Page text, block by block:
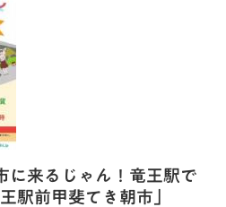
に来るじゃん！竜王駅で
駅前甲斐てき朝市」